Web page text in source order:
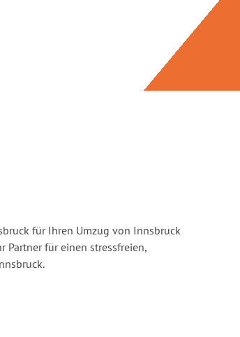
für Ihren Umzug von Innsbruck
Partner für einen stressfreien,